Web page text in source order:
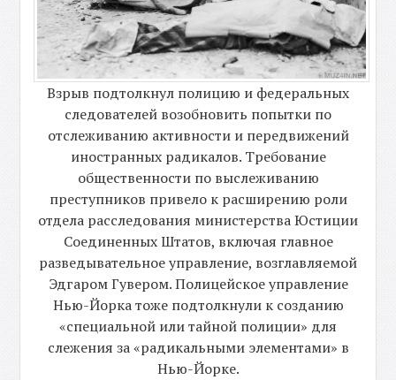
Взрыв подтолкнул полицию и федеральных
следователей возобновить попытки по
отслеживанию активности и передвижений
иностранных радикалов. Требование
общественности по выслеживанию
преступников привело к расширению роли
отдела расследования министерства Юстиции
Соединенных Штатов, включая главное
разведывательное управление, возглавляемой
Эдгаром Гувером. Полицейское управление
Нью-Йорка тоже подтолкнули к созданию
«специальной или тайной полиции» для
слежения за «радикальными элементами» в
Нью-Йорке.